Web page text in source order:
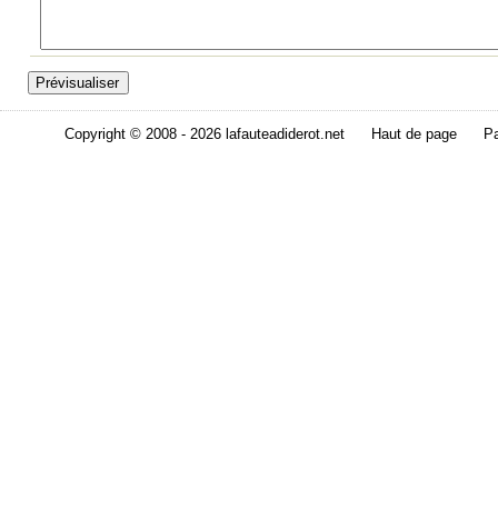
Copyright © 2008 - 2026 lafauteadiderot.net Haut de page